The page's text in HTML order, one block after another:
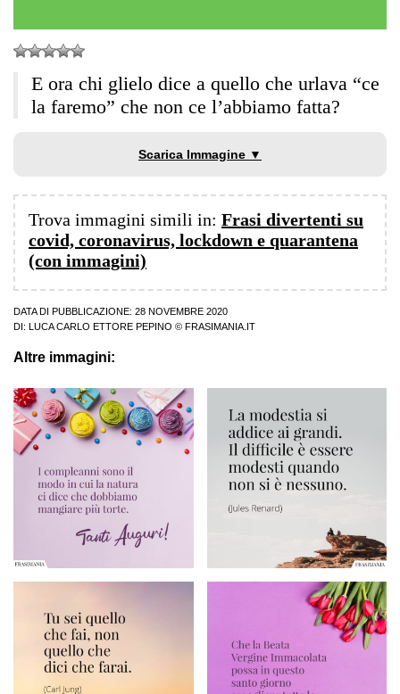
E ora chi glielo dice a quello che urlava “ce
la faremo” che non ce l’abbiamo fatta?
Scarica Immagine ▼
Trova immagini simili in: Frasi divertenti su
covid, coronavirus, lockdown e quarantena
(con immagini)
DATA DI PUBBLICAZIONE: 28 NOVEMBRE 2020
DI:
LUCA CARLO ETTORE PEPINO © FRASIMANIA.IT
Altre immagini: